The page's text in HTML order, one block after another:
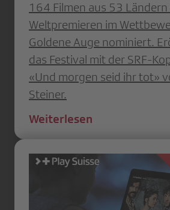
164 Filmen aus 53
Weltpremieren im
Goldene Auge nominiert.
das Festival mit der SRF-
«Und morgen seid ihr tot»
Steiner.
Weiterlesen